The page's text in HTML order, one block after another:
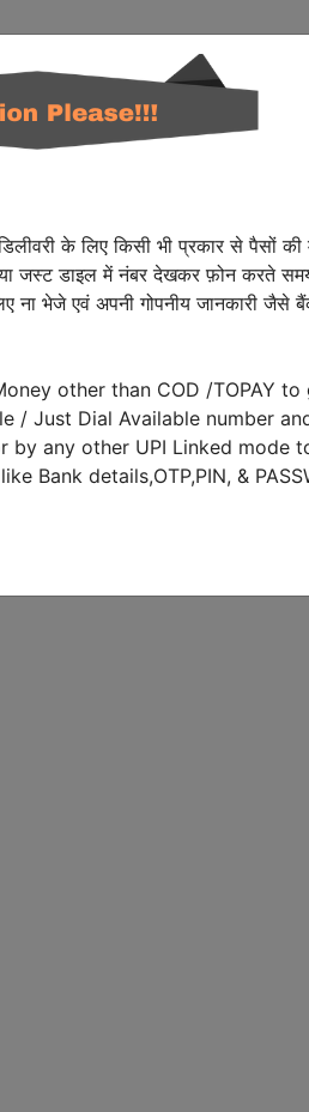
के लिए किसी भी प्रकार से पैसों की
जस्ट डाइल में नंबर देखकर फ़ोन करते समय
भेजे एवं अपनी गोपनीय जानकारी जैसे
other than COD /TOPAY
/ Just Dial Available number
by any other UPI Linked mode
Bank details,OTP,PIN, &
Solutions